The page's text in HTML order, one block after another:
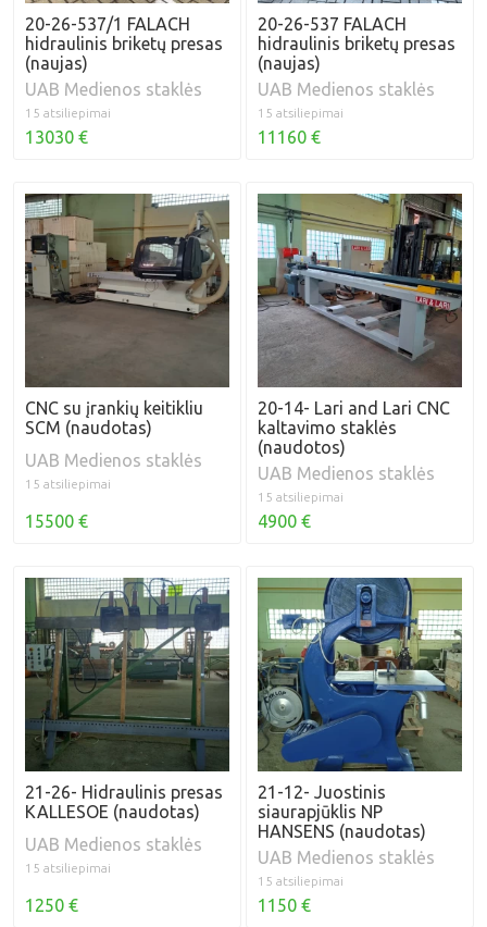
20-26-537/1 FALACH
hidraulinis briketų presas
(naujas)
UAB Medienos staklės
15 atsiliepimai
13030 €
20-26-537 FALACH
hidraulinis briketų presas
(naujas)
UAB Medienos staklės
15 atsiliepimai
11160 €
CNC su įrankių keitikliu
SCM (naudotas)
UAB Medienos staklės
15 atsiliepimai
15500 €
20-14- Lari and Lari CNC
kaltavimo staklės
(naudotos)
UAB Medienos staklės
15 atsiliepimai
4900 €
21-26- Hidraulinis presas
KALLESOE (naudotas)
UAB Medienos staklės
15 atsiliepimai
1250 €
21-12- Juostinis
siaurapjūklis NP
HANSENS (naudotas)
UAB Medienos staklės
15 atsiliepimai
1150 €